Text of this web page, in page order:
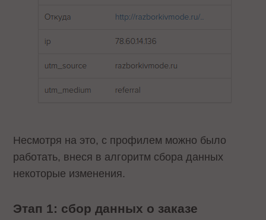
Несмотря на это, с профилем можно было
работать, внеся в алгоритм сбора данных
некоторые изменения.
Этап 1: сбор данных о заказе